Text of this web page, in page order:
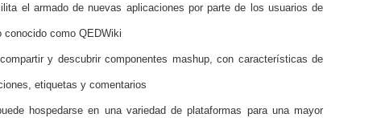
el armado de nuevas aplicaciones por parte de los usuarios de
conocido como QEDWiki
y descubrir componentes mashup, con características de
etiquetas y comentarios
hospedarse en una variedad de plataformas para una mayor